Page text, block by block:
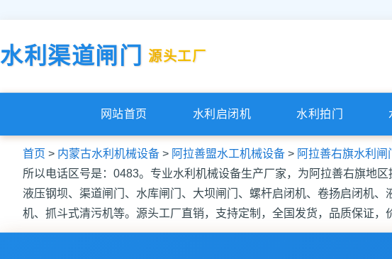
水利渠道闸门 源头工厂
网站首页 水利启闭机 水利拍门
首页 > 内蒙古水利机械设备 > 阿拉善盟水工机械设备 > 阿拉善右旗水利
所以电话区号是：0483。专业水利机械设备生产厂家，为阿拉善右旗地
液压钢坝、渠道闸门、水库闸门、大坝闸门、螺杆启闭机、卷扬启闭机
机、抓斗式清污机等。源头工厂直销，支持定制，全国发货，品质保证